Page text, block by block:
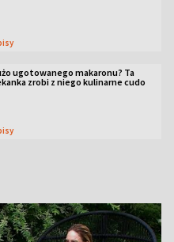
ugotowanego makaronu? Ta
zrobi z niego kulinarne cudo